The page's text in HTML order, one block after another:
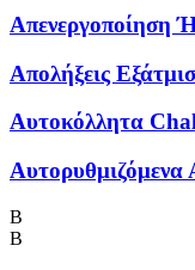
Απενεργοποίηση
Απολήξεις
Αυτοκόλλητα
Β
Β